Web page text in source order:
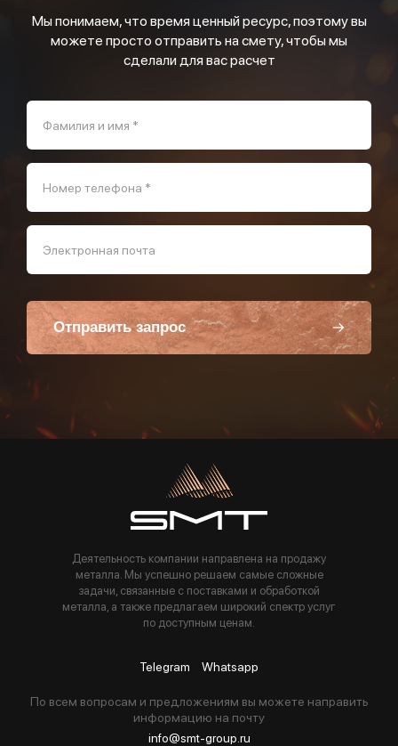
Мы понимаем, что время ценный ресурс, поэтому вы
можете просто отправить на смету, чтобы мы
сделали для вас расчет
Фамилия и имя *
Номер телефона *
Электронная почта
Отправить запрос
Пользуясь данной формой вы соглашаетесь с политикой компании
Деятельность компании направлена на продажу
металла. Мы успешно решаем самые сложные
задачи, связанные с поставками и обработкой
металла, а также предлагаем широкий спектр услуг
по доступным ценам.
Telegram Whatsapp
По всем вопросам и предложениям вы можете направить
информацию на почту
info@smt-group.ru